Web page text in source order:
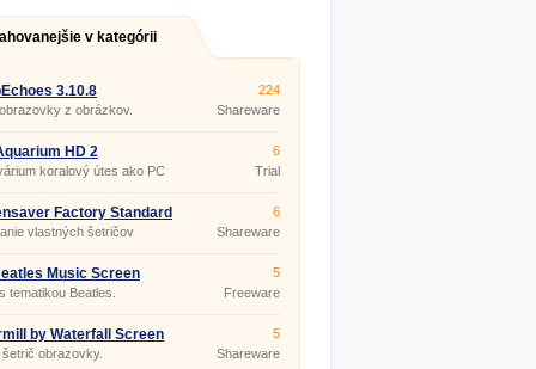
v kategórii
3.10.8
z obrázkov.
224
Shareware
HD 2
koralový útes ako PC
6
Trial
Factory Standard
vlastných šetričov
6
Shareware
Music Screen
tematikou Beatles.
5
Freeware
by Waterfall Screen
r 5.07
šetrič obrazovky.
5
Shareware